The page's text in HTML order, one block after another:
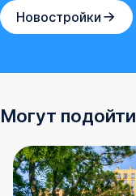
Новостройки
Могут подойти